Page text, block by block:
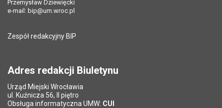
Data ostatniej aktualizacji:
Adres e-mail znajomego
Pytanie antyspamowe
*
Pole wymagane
Przemysław Dziewięcki
e-mail: bip@um.wroc.pl
Zespół redakcyjny BIP
Adres redakcji Biuletynu
Urząd Miejski Wrocławia
ul. Kuźnicza 56, II piętro
Obsługa informatyczna UMW: CUI